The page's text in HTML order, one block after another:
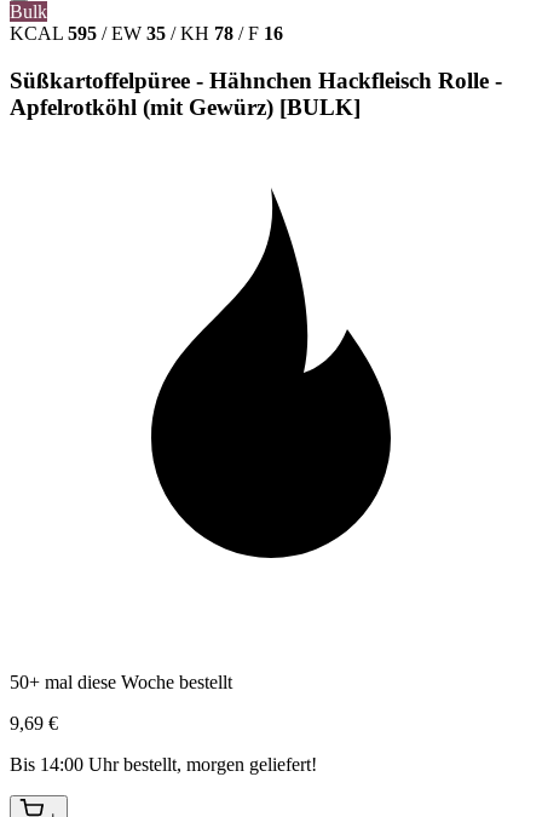
Bulk
KCAL 595 / EW 35 / KH 78 / F 16
Süßkartoffelpüree - Hähnchen Hackfleisch Rolle -
Apfelrotköhl (mit Gewürz) [BULK]
50+ mal diese Woche bestellt
9,69 €
Bis 14:00 Uhr bestellt, morgen geliefert!